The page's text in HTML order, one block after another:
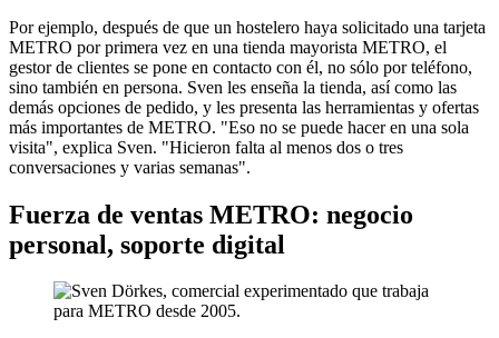
Por ejemplo, después de que un hostelero haya solicitado una tarjeta
METRO por primera vez en una tienda mayorista METRO, el
gestor de clientes se pone en contacto con él, no sólo por teléfono,
sino también en persona. Sven les enseña la tienda, así como las
demás opciones de pedido, y les presenta las herramientas y ofertas
más importantes de METRO. "Eso no se puede hacer en una sola
visita", explica Sven. "Hicieron falta al menos dos o tres
conversaciones y varias semanas".
Fuerza de ventas METRO: negocio
personal, soporte digital